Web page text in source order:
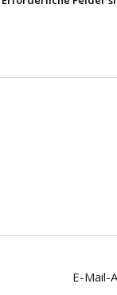
E-Mail-